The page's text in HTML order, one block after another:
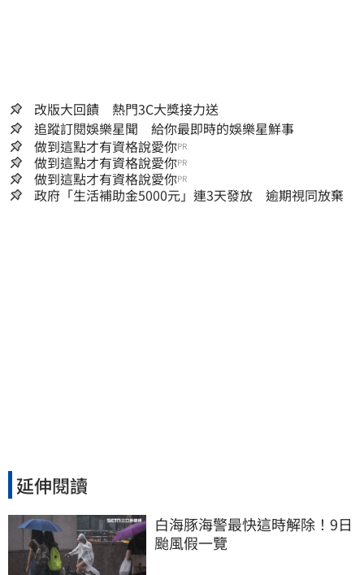
改版大回饋 熱門3C大獎接力送
追蹤訂閱娛樂星聞 給你最即時的娛樂星鮮事
做到這點才有資格說愛你PR
做到這點才有資格說愛你PR
做到這點才有資格說愛你PR
政府「生活補助金5000元」連3天發放 逾期視同放棄
延伸閱讀
白海豚海警最快這時解除！9日
颱風假一覽